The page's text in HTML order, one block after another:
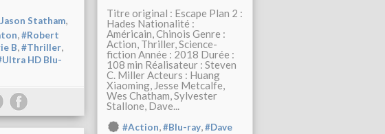
Statham,
,#Robert
B,#Thriller,
HD Blu-
Titre original : Escape Plan 2 :
Hades Nationalité :
Américain, Chinois Genre :
Action, Thriller, Science-
fiction Année : 2018 Durée :
108 min Réalisateur : Steven
C. Miller Acteurs : Huang
Xiaoming, Jesse Metcalfe,
Wes Chatham, Sylvester
Stallone, Dave...
#Action,#Blu-ray,#Dave